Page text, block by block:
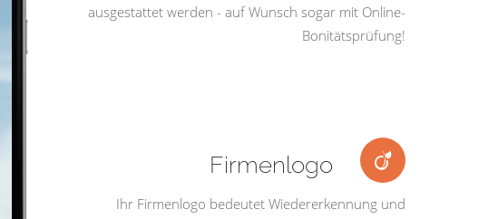
ausgestattet werden - auf Wunsch sogar mit Online-
Bonitätsprüfung!
Firmenlogo
Ihr Firmenlogo bedeutet Wiedererkennung und